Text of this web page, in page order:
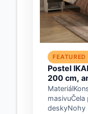
FEATURED
Postel
200 cm,
Bez
masivuČela
deskyNohy